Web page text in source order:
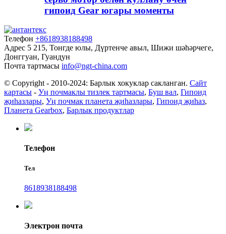
гипоид Gear югары моменты
Телефон +8618938188498
Адрес 5 215, Тонгде юлы, Дүртенче авыл, Шижи шәһәрчеге,
Донггуан, Гуандун
Почта тартмасы info@ngt-china.com
© Copyright - 2010-2024: Барлык хокуклар сакланган. Сайт
картасы - Уң почмаклы тизлек тартмасы, Буш вал, Гипоид
җиһазлары, Уң почмак планета җиһазлары, Гипоид җиһаз,
Планета Gearbox, Барлык продуктлар
Телефон
Тел
8618938188498
Электрон почта